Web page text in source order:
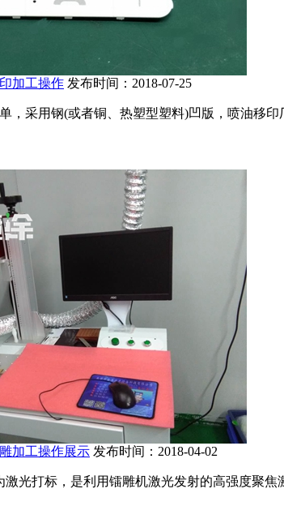
加工操作 发布时间：2018-07-25
，采用钢(或者铜、热塑型塑料)凹版，喷油移
加工操作展示 发布时间：2018-04-02
光打标，是利用镭雕机激光发射的高强度聚焦